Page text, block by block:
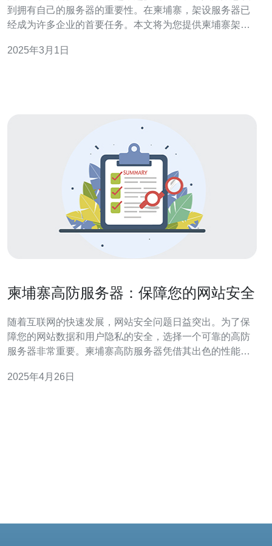
到拥有自己的服务器的重要性。在柬埔寨，架设服务器已
经成为许多企业的首要任务。本文将为您提供柬埔寨架设
策。 在柬埔寨，常见的服务器类型包括共享服务器、虚拟
2025年3月1日
柬埔寨高防服务器：保障您的网站安全
随着互联网的快速发展，网站安全问题日益突出。为了保
障您的网站数据和用户隐私的安全，选择一个可靠的高防
服务器非常重要。柬埔寨高防服务器凭借其出色的性能和
化时代，几乎所有的业务都离不开互联网。然而，互联网
2025年4月26日